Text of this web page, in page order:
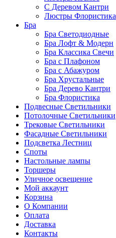
С Деревом Кантри
Люстры Флористика
Бра
Бра Светодиодные
Бра Лофт & Модерн
Бра Классика Свечи
Бра с Плафоном
Бра с Абажуром
Бра Хрустальные
Бра Дерево Кантри
Бра Флористика
Подвесные Светильники
Потолочные Светильники
Трековые Светильники
Фасадные Светильники
Подсветка Лестниц
Споты
Настольные лампы
Торшеры
Уличное освещение
Мой аккаунт
Корзина
О Компании
Оплата
Доставка
Контакты